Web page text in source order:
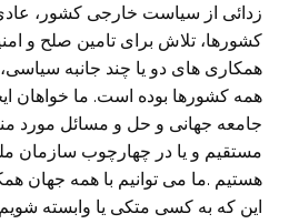
زدائی از سیاست خارجی کشور،
کشورها، تلاش برای تامین صلح و
همکاری های دو یا چند جانبه
همه کشورها بوده است. ما خواهان
جامعه جهانی و حل و مسائل مورد
مستقیم و یا در چهارچوب سازمان
هستیم .ما می توانیم با همه جهان
این که به کسی متکی یا وابسته